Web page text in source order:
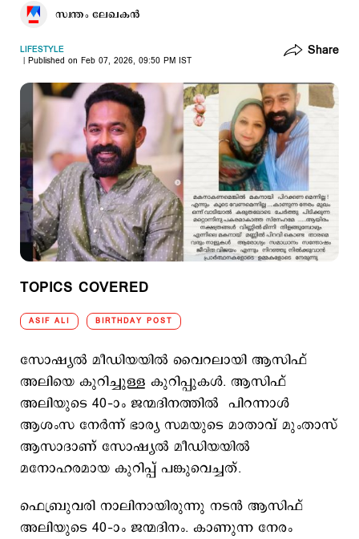
സ്വന്തം ലേഖകൻ
LIFESTYLE
Published on Feb 07, 2026, 09:50 PM IST
Share
TOPICS COVERED
ASIF ALI BIRTHDAY POST
സോഷ്യല്‍ മീഡിയയില്‍ വൈറലായി ആസിഫ്
അലിയെ കുറിച്ചുള്ള കുറിപ്പുകള്‍. ആസിഫ്
അലിയുടെ 40–ാം ജന്മദിനത്തില്‍ പിറന്നാൾ
ആശംസ നേർന്ന് ഭാര്യ സമയുടെ മാതാവ് മുംതാസ്
ആസാദാണ് സോഷ്യൽ മീഡിയയിൽ
മനോഹരമായ കുറിപ്പ് പങ്കുവെച്ചത്.
ഫെബ്രുവരി നാലിനായിരുന്നു നടൻ ആസിഫ്
അലിയുടെ 40–ാം ജന്മദിനം. കാണുന്ന നേരം